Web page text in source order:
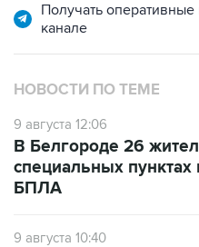
Получать
канале
НОВОСТИ ПО ТЕМЕ
9 августа 12:06
В Белгороде 26
специальных пунктах
БПЛА
9 августа 10:40